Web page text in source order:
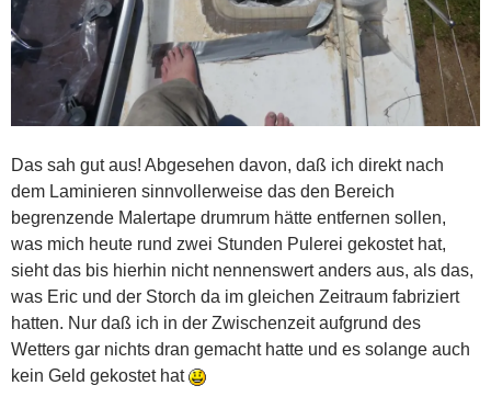
Das sah gut aus! Abgesehen davon, daß ich direkt nach
dem Laminieren sinnvollerweise das den Bereich
begrenzende Malertape drumrum hätte entfernen sollen,
was mich heute rund zwei Stunden Pulerei gekostet hat,
sieht das bis hierhin nicht nennenswert anders aus, als das,
was Eric und der Storch da im gleichen Zeitraum fabriziert
hatten. Nur daß ich in der Zwischenzeit aufgrund des
Wetters gar nichts dran gemacht hatte und es solange auch
kein Geld gekostet hat